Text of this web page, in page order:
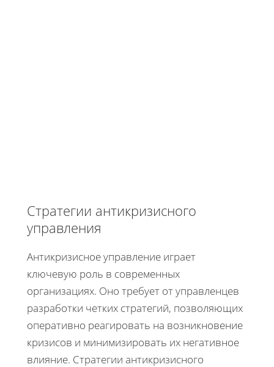
Стратегии антикризисного
управления
Антикризисное управление играет
ключевую роль в современных
организациях. Оно требует от управленцев
разработки четких стратегий, позволяющих
оперативно реагировать на возникновение
кризисов и минимизировать их негативное
влияние. Стратегии антикризисного